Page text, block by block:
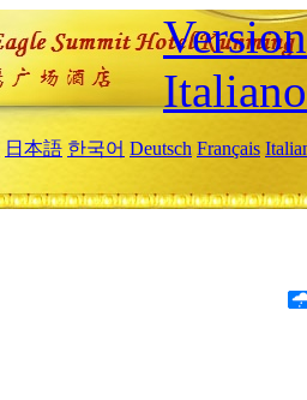
Italiano
日本語 한국어 Deutsch Français